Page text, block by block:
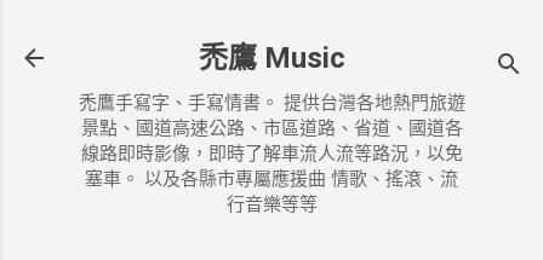
禿鷹 Music
禿鷹手寫字、手寫情書。 提供台灣各地熱門旅遊
景點、國道高速公路、市區道路、省道、國道各
線路即時影像，即時了解車流人流等路況，以免
塞車。 以及各縣市專屬應援曲 情歌、搖滾、流
行音樂等等